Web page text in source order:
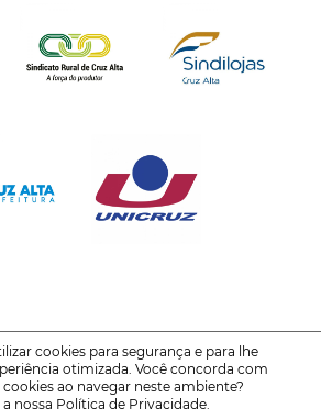
- Feira Nacional do Trigo
Voltar ao Topo
cookies para segurança e para lhe
otimizada. Você concorda com
ao navegar neste ambiente?
nossa Política de Privacidade.